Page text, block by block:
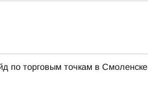
по торговым точкам в Смоленске